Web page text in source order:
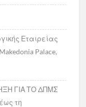
Εταιρείας
Palace,
ΓΙΑ ΤΟ ΔΠΜΣ
τη